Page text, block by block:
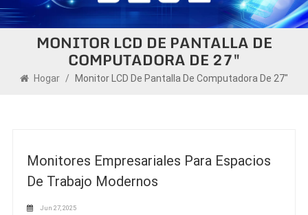
MONITOR LCD DE PANTALLA DE
COMPUTADORA DE 27"
Hogar / Monitor LCD De Pantalla De Computadora De 27"
Monitores Empresariales Para Espacios
De Trabajo Modernos
Jun 27, 2025